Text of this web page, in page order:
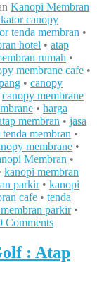
Kanopi Membran
canopy
tenda membran •
hotel • atap
rumah •
membrane cafe •
• canopy
canopy membrane
• harga
membran • jasa
tenda membran •
membrane •
Membran •
kanopi membran
parkir• kanopi
cafe • tenda
parkir•
Comments
: Atap